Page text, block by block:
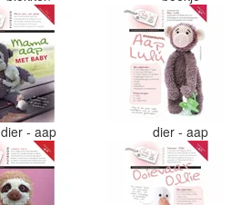
dier - aap dier - aap